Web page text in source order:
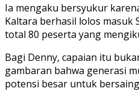
Ia mengaku bersyukur
Kaltara berhasil lolos masuk
total 80 peserta yang
Bagi Denny, capaian itu
gambaran bahwa generasi
potensi besar untuk